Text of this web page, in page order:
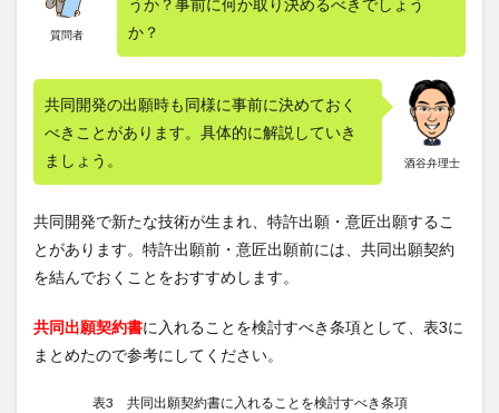
質問者
うか？事前に何か取り決めるべきでしょう
か？
酒谷弁理士
共同開発の出願時も同様に事前に決めておく
べきことがあります。具体的に解説していき
ましょう。
共同開発で新たな技術が生まれ、特許出願・意匠出願するこ
とがあります。特許出願前・意匠出願前には、共同出願契約
を結んでおくことをおすすめします。
共同出願契約書に入れることを検討すべき条項として、表3に
まとめたので参考にしてください。
表3 共同出願契約書に入れることを検討すべき条項